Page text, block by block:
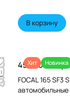
В корзину
Хит Новинка
45 640 ₽/
FOCAL 165 SF3
автомобильные